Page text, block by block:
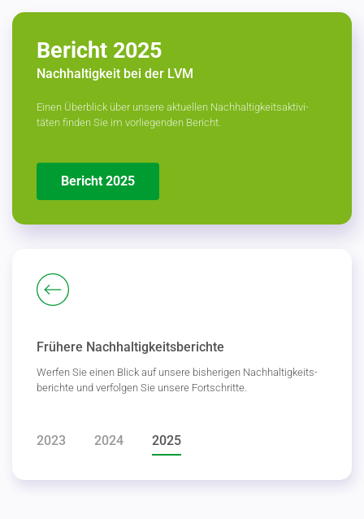
Bericht 2025
Nachhal­tigkeit bei der LVM
Einen Überblick über unsere aktuellen Nachhal­tig­keits­ak­ti­vi­
täten finden Sie im vorlie­genden Bericht.
Bericht 2025
Frühere Nachhaltigkeitsberichte
Werfen Sie einen Blick auf unsere bishe­rigen Nachhal­tig­keits­
be­richte und verfolgen Sie unsere Fortschritte.
2023 2024 2025